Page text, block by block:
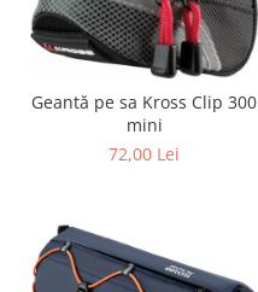
Geantă pe sa Kross Clip 300
mini
72,00 Lei